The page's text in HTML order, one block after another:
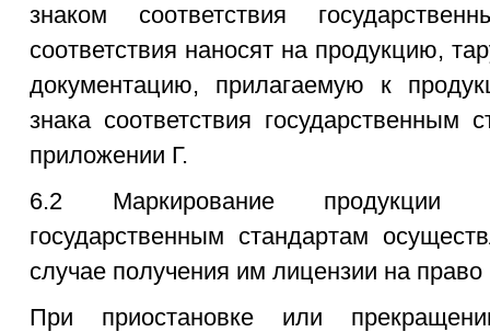
знаком соответствия
соответствия наносят на продукцию,
документацию, прилагаемую к
знака соответствия государственным
приложении Г.
6.2 Маркирование продукции
государственным стандартам
случае получения им лицензии на
При приостановке или